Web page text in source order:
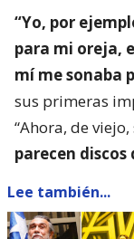
“Yo, por
para mi oreja,
mí me sonaba
sus primeras
“Ahora, de
parecen
Lee también...